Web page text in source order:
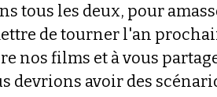
tous les deux, pour
de tourner l'an
nos films et à vous
devrions avoir des